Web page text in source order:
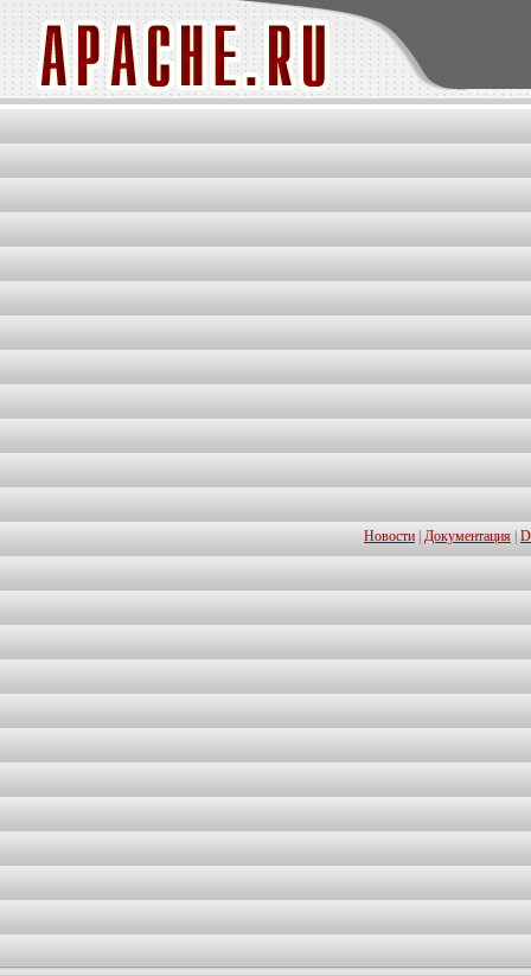
Новости Документация